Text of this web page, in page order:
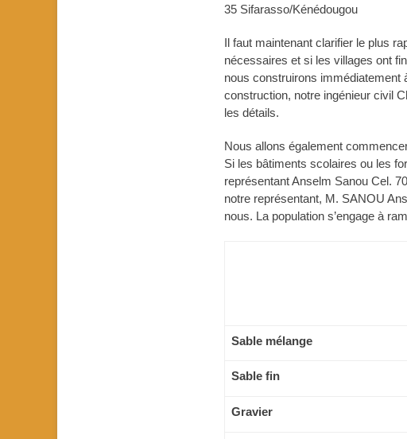
35 Sifarasso/
Il faut maintenant clarifier le plus
nécessaires et si les villages ont
nous construirons immédiatement
construction, notre ingénieur civil
les détails.
Nous allons également
Si les bâtiments scolaires ou les
représentant Anselm Sanou Cel.
notre représentant, M. SANOU
nous. La population s’engage à
Sable mélange
Sable fin
Gravier